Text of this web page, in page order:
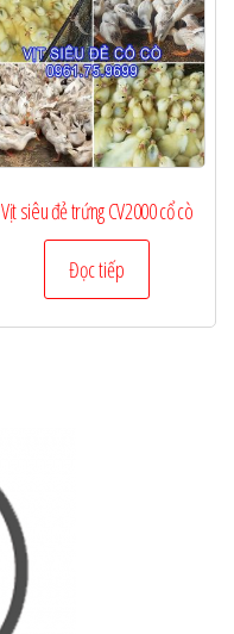
Vịt siêu đẻ trứng CV2000 cổ cò
Đọc tiếp